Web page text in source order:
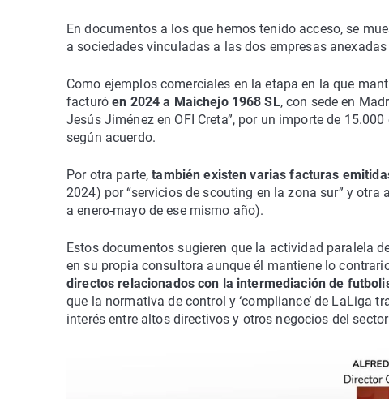
En documentos a los que hemos tenido acceso, se
a sociedades vinculadas a las dos empresas anexadas
Como ejemplos comerciales en la etapa en la que
facturóen 2024 a Maichejo 1968 SL, con sede en
Jesús Jiménez en OFI Creta”, por un importe de
según acuerdo.
Por otra parte,también existen varias facturas
2024) por “servicios de scouting en la zona sur” y
a enero-mayo de ese mismo año).
Estos documentos sugieren que la actividad paralela
en su propia consultora aunque él mantiene lo
directos relacionados con la intermediación de
que la normativa de control y ‘compliance’ de
interés entre altos directivos y otros negocios del